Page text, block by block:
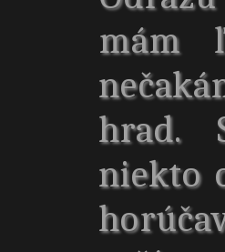
mám
hrad.
niekto